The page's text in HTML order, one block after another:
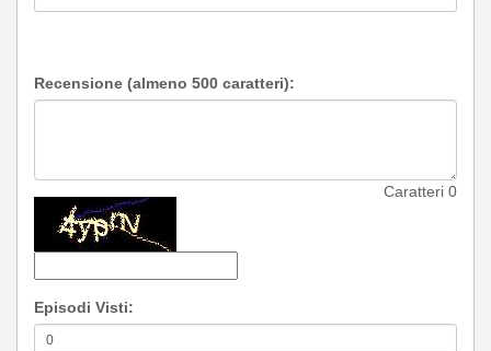
Recensione (almeno 500 caratteri):
Caratteri 0
Episodi Visti: